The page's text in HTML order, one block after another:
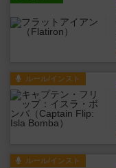
ルール/インスト
ルール/インスト